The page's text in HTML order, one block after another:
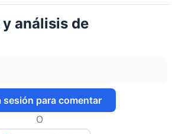
análisis de
sesión para comentar
O